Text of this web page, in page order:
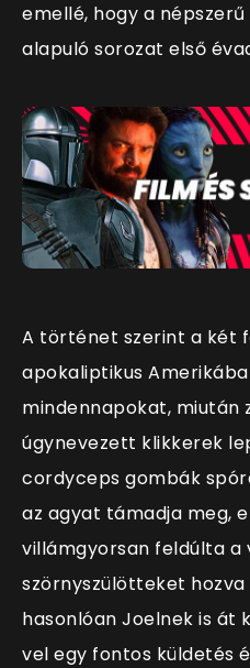
emellé, hogy a
alapuló sorozat első
A történet szerint a két
apokaliptikus
mindennapokat, miután
úgynevezett klikkerek
cordyceps gombák
az agyat támadja meg,
villámgyorsan feldúlta a
szörnyszülötteket
hasonlóan Joelnek is át
vel egy fontos küldetés